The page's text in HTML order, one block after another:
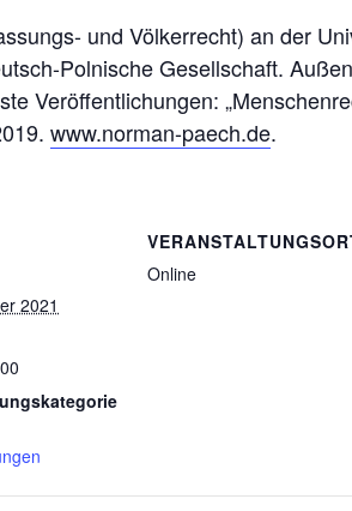
und Völkerrecht) an der
Polnische Gesellschaft.
Veröffentlichungen:
www.norman-paech.de.
2021
Online